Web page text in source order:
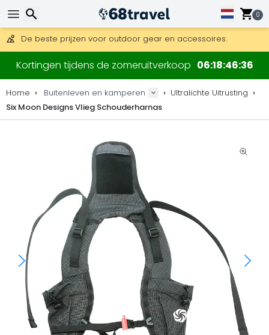
0
DHL Express is ook beschikbaar.
30 dagen retour, 90 dagen voor houten kaarten en
De beste prijzen voor outdoor gear en accessoires.
Kortingen tijdens de zomeruitverkoop 06 18 46 35
Home Buitenleven en kamperen
Ultralichte Uitrusting
Six Moon Designs Vlieg Schouderharnas
Zoeken